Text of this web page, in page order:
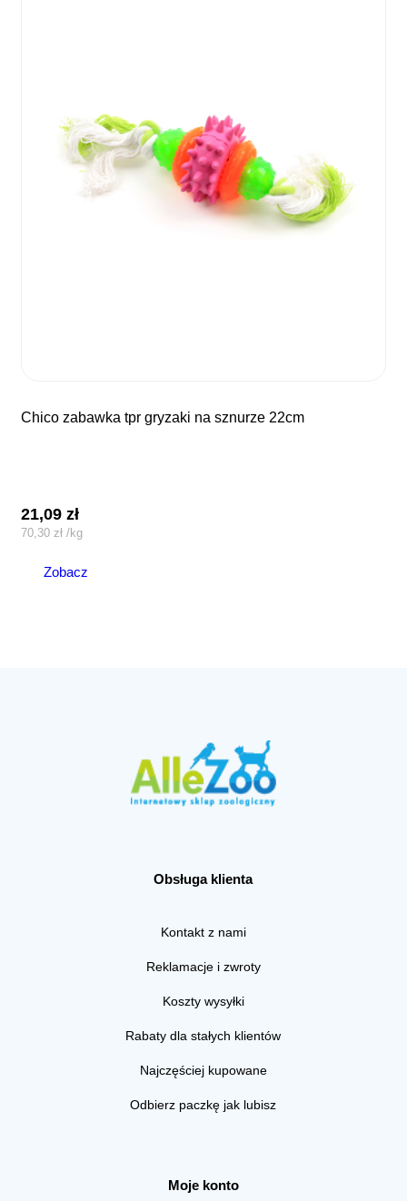
chico zabawka tpr gryzaki na sznurze 22cm
21,09zł
70,30zł /kg
Zobacz
Obsługa klienta
Kontakt z nami
Reklamacje i zwroty
Koszty wysyłki
Rabaty dla stałych klientów
Najczęściej kupowane
Odbierz paczkę jak lubisz
Moje konto